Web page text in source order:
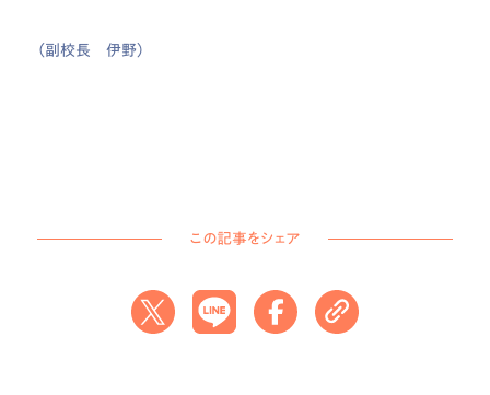
（副校長 伊野）
この記事をシェア